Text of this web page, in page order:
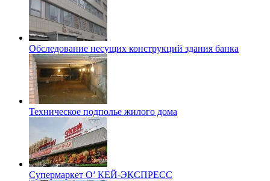
Обследование несущих конструкций здания банка
Техническое подполье жилого дома
Супермаркет О’ КЕЙ-ЭКСПРЕСС